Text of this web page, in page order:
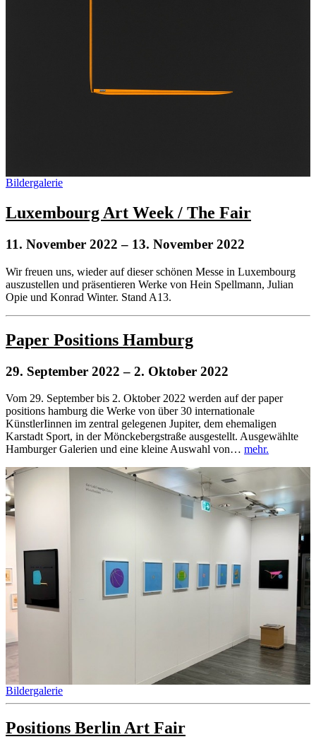
Bildergalerie
Luxembourg Art Week / The Fair
11. November 2022 – 13. November 2022
Wir freuen uns, wieder auf dieser schönen Messe in Luxembourg
auszustellen und präsentieren Werke von Hein Spellmann, Julian
Opie und Konrad Winter. Stand A13.
Paper Positions Hamburg
29. September 2022 – 2. Oktober 2022
Vom 29. September bis 2. Oktober 2022 werden auf der paper
positions hamburg die Werke von über 30 internationale
KünstlerIinnen im zentral gelegenen Jupiter, dem ehemaligen
Karstadt Sport, in der Mönckebergstraße ausgestellt. Ausgewählte
Hamburger Galerien und eine kleine Auswahl von… mehr.
Bildergalerie
Positions Berlin Art Fair